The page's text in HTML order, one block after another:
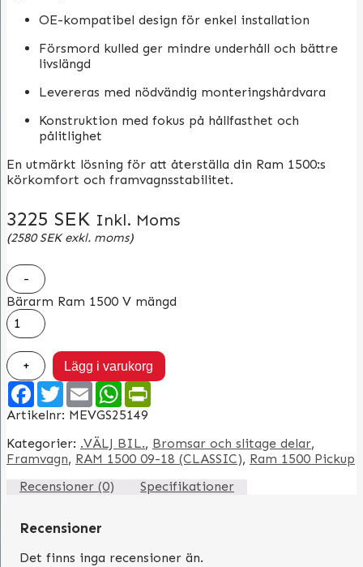
OE-kompatibel design för enkel installation
Försmord kulled ger mindre underhåll och bättre
livslängd
Levereras med nödvändig monteringshårdvara
Konstruktion med fokus på hållfasthet och
pålitlighet
En utmärkt lösning för att återställa din Ram 1500:s
körkomfort och framvagnsstabilitet.
3225 SEK Inkl. Moms
(2580SEKexkl. moms)
-
Bärarm Ram 1500 V mängd
+ Lägg i varukorg
Facebook
TwitterEmailWhatsApp
Artikelnr: MEVGS25149
Kategorier: .VÄLJ BIL., Bromsar och slitage delar,
Framvagn, RAM 1500 09-18 (CLASSIC), Ram 1500 Pickup
Recensioner (0)
Specifikationer
Recensioner
Det finns inga recensioner än.